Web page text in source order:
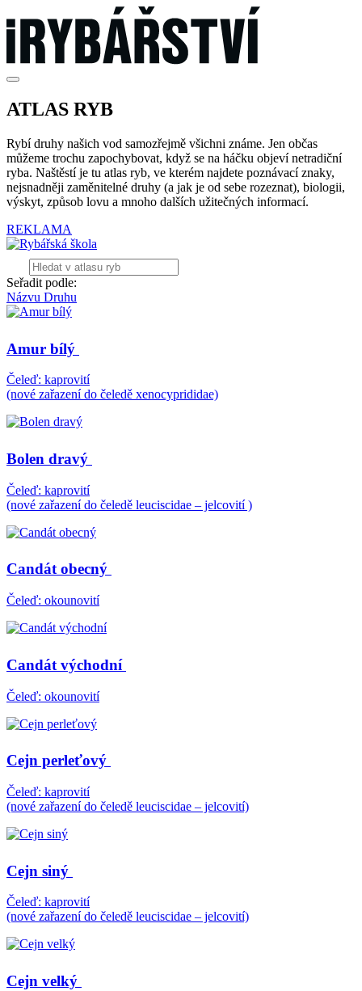
ATLAS RYB
Rybí druhy našich vod samozřejmě všichni známe. Jen občas
můžeme trochu zapochybovat, když se na háčku objeví netradiční
ryba. Naštěstí je tu atlas ryb, ve kterém najdete poznávací znaky,
nejsnadněji zaměnitelné druhy (a jak je od sebe rozeznat), biologii,
výskyt, způsob lovu a mnoho dalších užitečných informací.
REKLAMA
Seřadit podle:
Názvu Druhu
Amur bílý
Čeleď: kaprovití
(nové zařazení do čeledě xenocyprididae)
Bolen dravý
Čeleď: kaprovití
(nové zařazení do čeledě leuciscidae – jelcovití )
Candát obecný
Čeleď: okounovití
Candát východní
Čeleď: okounovití
Cejn perleťový
Čeleď: kaprovití
(nové zařazení do čeledě leuciscidae – jelcovití)
Cejn siný
Čeleď: kaprovití
(nové zařazení do čeledě leuciscidae – jelcovití)
Cejn velký